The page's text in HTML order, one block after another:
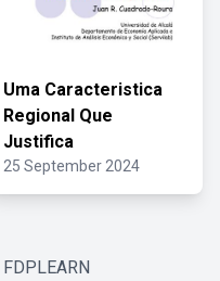
Uma Caracteristica
Regional Que
Justifica
25 September 2024
FDPLEARN